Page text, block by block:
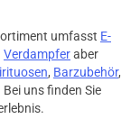
umfasst E-
Verdampferaber
, Barzubehör,
Bei uns finden Sie